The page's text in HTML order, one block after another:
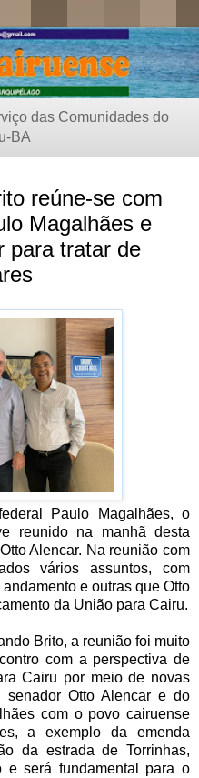
das Comunidades do
BA
reúne-se com
Magalhães e
para tratar de
Paulo Magalhães, o
reunido na manhã desta
Alencar. Na reunião com
vários assuntos, com
e outras que Otto
da União para Cairu.
Brito, a reunião foi muito
com a perspectiva de
Cairu por meio de novas
senador Otto Alencar e do
com o povo cairuense
a exemplo da emenda
da estrada de Torrinhas,
e será fundamental para o